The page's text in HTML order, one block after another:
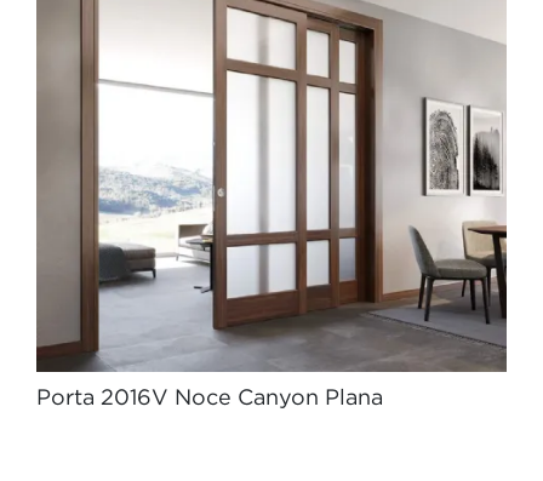
Porta 2016V Noce Canyon Plana